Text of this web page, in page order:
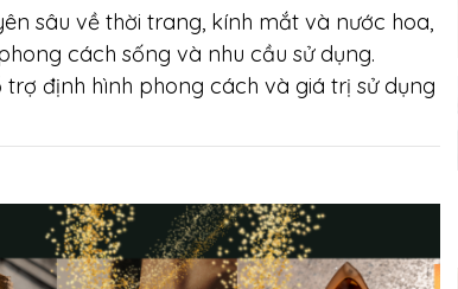
sâu về thời trang, kính mắt và nước hoa,
cách sống và nhu cầu sử dụng.
định hình phong cách và giá trị sử dụng